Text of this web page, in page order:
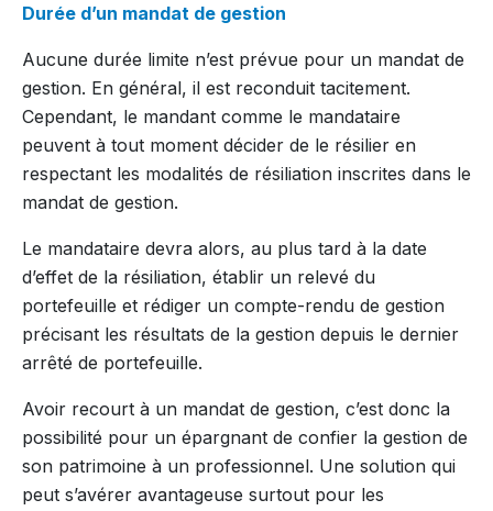
Durée d’un mandat de gestion
Aucune durée limite n’est prévue pour un mandat de
gestion. En général, il est reconduit tacitement.
Cependant, le mandant comme le mandataire
peuvent à tout moment décider de le résilier en
respectant les modalités de résiliation inscrites dans le
mandat de gestion.
Le mandataire devra alors, au plus tard à la date
d’effet de la résiliation, établir un relevé du
portefeuille et rédiger un compte-rendu de gestion
précisant les résultats de la gestion depuis le dernier
arrêté de portefeuille.
Avoir recourt à un mandat de gestion, c’est donc la
possibilité pour un épargnant de confier la gestion de
son patrimoine à un professionnel. Une solution qui
peut s’avérer avantageuse surtout pour les